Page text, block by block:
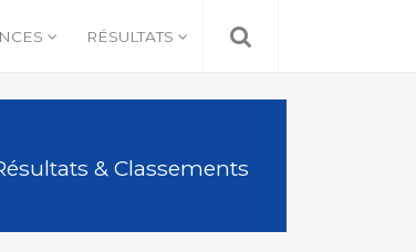
RÉSULTATS
& Classements